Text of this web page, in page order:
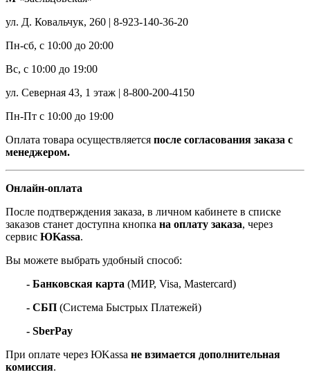
ул. Д. Ковальчук, 260 | 8-923-140-36-20
Пн-сб, с 10:00 до 20:00
Вс, с 10:00 до 19:00
ул. Северная 43, 1 этаж | 8-800-200-4150
Пн-Пт с 10:00 до 19:00
Оплата товара осуществляется после согласования заказа с
менеджером.
Онлайн-оплата
После подтверждения заказа, в личном кабинете в списке
заказов станет доступна кнопка на оплату заказа, через
сервис ЮKassa.
Вы можете выбрать удобный способ:
- Банковская карта (МИР, Visa, Mastercard)
- СБП (Система Быстрых Платежей)
- SberPay
При оплате через ЮKassa не взимается дополнительная
комиссия.